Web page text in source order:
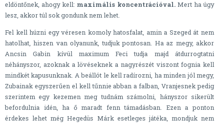
eldöntőnek, ahogy kell: maximális koncentrációval.Mert ha úgy
lesz, akkor túl sok gondunk nem lehet.
Fel kell húzni egy véresen komoly hatosfalat, amin a Szeged át nem
hatolhat, hiszen van olyanunk, tudjuk pontosan. Ha az megy, akkor
Ancsin Gabin kívül maximum Feci tudja majd átdurrogtatni
néhányszor, azoknak a lövéseknek a nagyrészét viszont fognia kell
mindkét kapusunknak. A beállót le kell radírozni, ha minden jól megy,
Zubainak egyszerűen el kell tűnnie abban a falban, Vranjesnek pedig
szerintem egy kezemen meg tudnám számolni, hányszor sikerült
befordulnia idén, ha ő maradt fenn támadásban. Ezen a ponton
érdekes lehet még Hegedüs Márk esetleges játéka, mondjuk nem